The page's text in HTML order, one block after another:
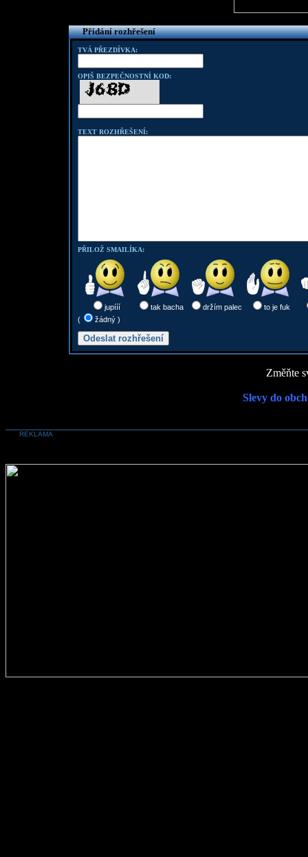
Přidání rozhřešení
TVÁ PŘEZDÍVKA:
OPIŠ BEZPEČNOSTNÍ KOD:
TEXT ROZHŘEŠENÍ:
PŘILOŽ SMAILÍKA:
jupííí tak bacha držím palec
to je fuk
(
žádný )
Změňte
Slevy do
REKLAMA